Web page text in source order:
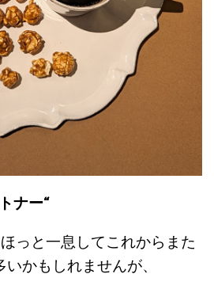
ナー“
っと一息してこれからまた
かもしれませんが、